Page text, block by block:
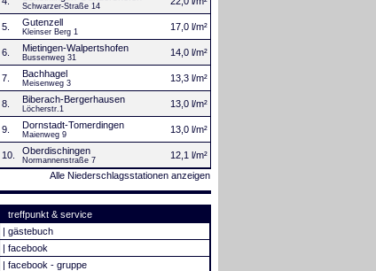
Schwarzer-Straße 14
5. Gutenzell
Kleinser Berg 1 17,0 l/m²
6. Mietingen-Walpertshofen
Bussenweg 31 14,0 l/m²
7. Bachhagel
Meisenweg 3 13,3 l/m²
8. Biberach-Bergerhausen
Löcherstr.1 13,0 l/m²
9. Dornstadt-Tomerdingen
Maienweg 9 13,0 l/m²
10. Oberdischingen
Normannenstraße 7
12,1 l/m²
Alle Niederschlagsstationen anzeigen
treffpunkt & service
| gästebuch
| facebook
| facebook - gruppe